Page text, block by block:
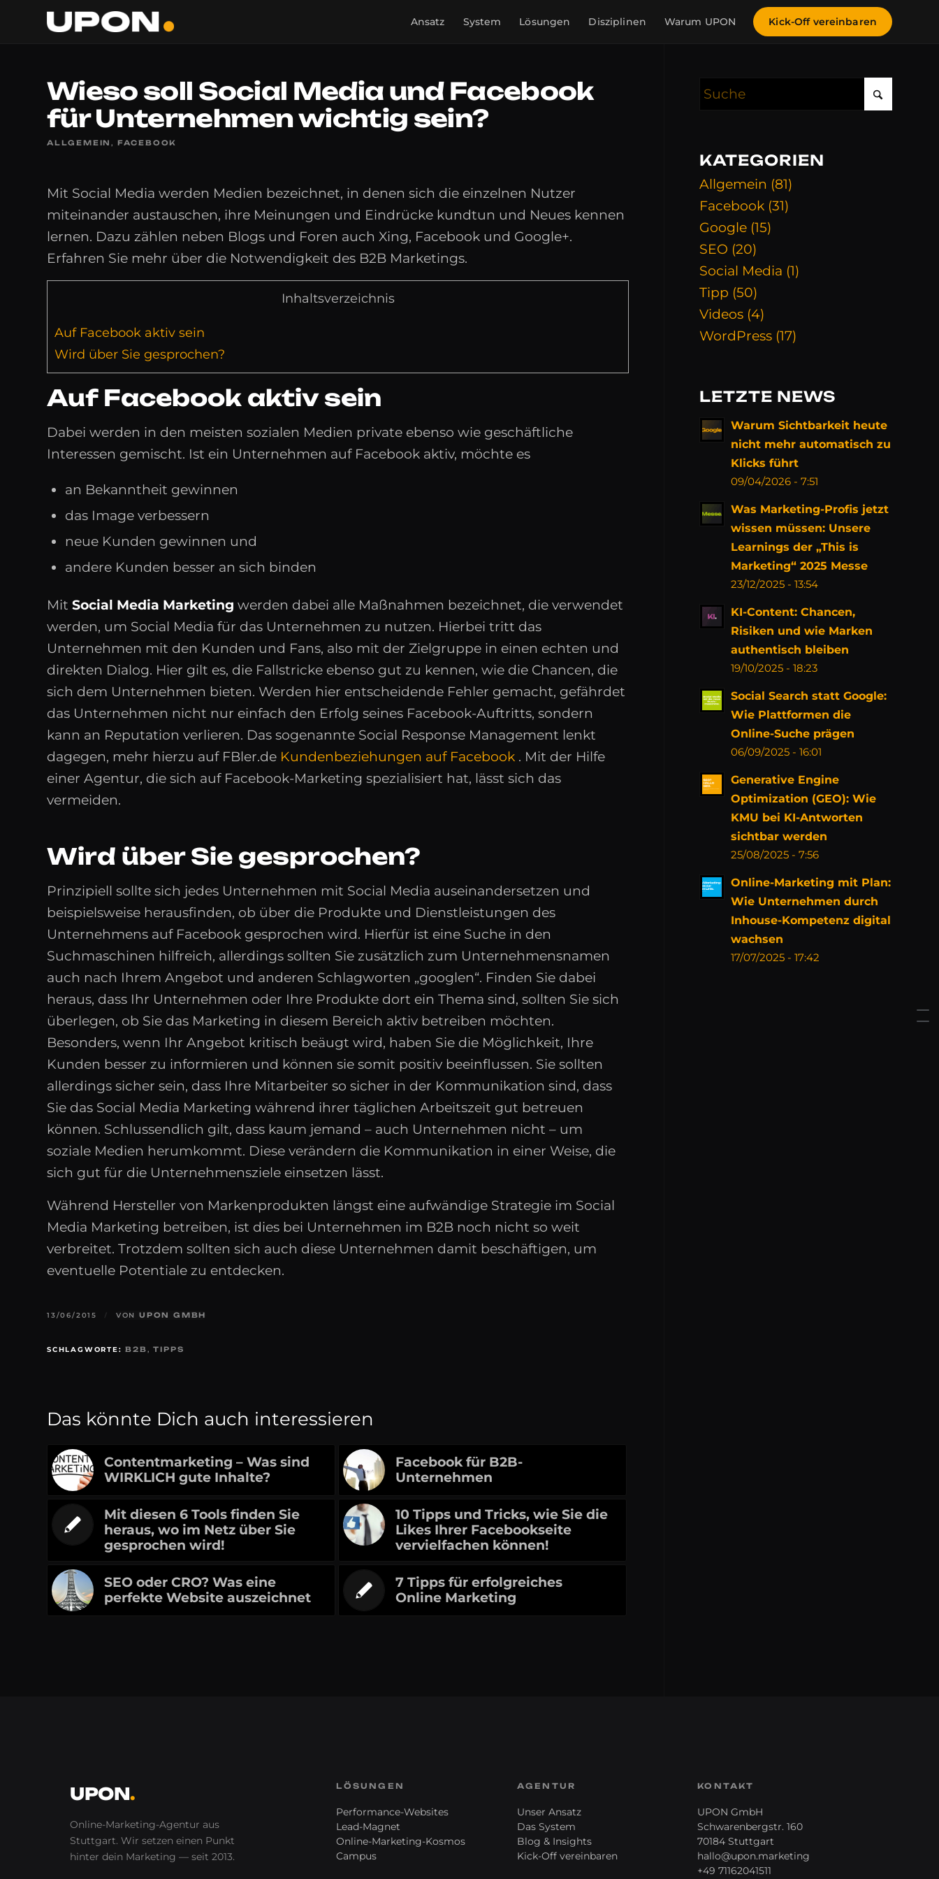
Ansatz System Lösungen Disziplinen Warum UPON Kick-Off vereinbaren
Wieso soll Social Media und Facebook
für Unternehmen wichtig sein?
ALLGEMEIN , FACEBOOK
Mit Social Media werden Medien bezeichnet, in denen sich die einzelnen Nutzer
miteinander austauschen, ihre Meinungen und Eindrücke kundtun und Neues kennen
lernen. Dazu zählen neben Blogs und Foren auch Xing, Facebook und Google+.
Erfahren Sie mehr über die Notwendigkeit des B2B Marketings.
Inhaltsverzeichnis
Auf Facebook aktiv sein
Wird über Sie gesprochen?
Auf Facebook aktiv sein
Dabei werden in den meisten sozialen Medien private ebenso wie geschäftliche
Interessen gemischt. Ist ein Unternehmen auf Facebook aktiv, möchte es
an Bekanntheit gewinnen
das Image verbessern
neue Kunden gewinnen und
andere Kunden besser an sich binden
Mit Social Media Marketing werden dabei alle Maßnahmen bezeichnet, die verwendet
werden, um Social Media für das Unternehmen zu nutzen. Hierbei tritt das
Unternehmen mit den Kunden und Fans, also mit der Zielgruppe in einen echten und
direkten Dialog. Hier gilt es, die Fallstricke ebenso gut zu kennen, wie die Chancen, die
sich dem Unternehmen bieten. Werden hier entscheidende Fehler gemacht, gefährdet
das Unternehmen nicht nur einfach den Erfolg seines Facebook-Auftritts, sondern
kann an Reputation verlieren. Das sogenannte Social Response Management lenkt
dagegen, mehr hierzu auf FBler.de Kundenbeziehungen auf Facebook . Mit der Hilfe
einer Agentur, die sich auf Facebook-Marketing spezialisiert hat, lässt sich das
vermeiden.
Wird über Sie gesprochen?
Prinzipiell sollte sich jedes Unternehmen mit Social Media auseinandersetzen und
beispielsweise herausfinden, ob über die Produkte und Dienstleistungen des
Unternehmens auf Facebook gesprochen wird. Hierfür ist eine Suche in den
Suchmaschinen hilfreich, allerdings sollten Sie zusätzlich zum Unternehmensnamen
auch nach Ihrem Angebot und anderen Schlagworten „googlen“. Finden Sie dabei
heraus, dass Ihr Unternehmen oder Ihre Produkte dort ein Thema sind, sollten Sie sich
überlegen, ob Sie das Marketing in diesem Bereich aktiv betreiben möchten.
Besonders, wenn Ihr Angebot kritisch beäugt wird, haben Sie die Möglichkeit, Ihre
Kunden besser zu informieren und können sie somit positiv beeinflussen. Sie sollten
allerdings sicher sein, dass Ihre Mitarbeiter so sicher in der Kommunikation sind, dass
Sie das Social Media Marketing während ihrer täglichen Arbeitszeit gut betreuen
können. Schlussendlich gilt, dass kaum jemand – auch Unternehmen nicht – um
soziale Medien herumkommt. Diese verändern die Kommunikation in einer Weise, die
sich gut für die Unternehmensziele einsetzen lässt.
Während Hersteller von Markenprodukten längst eine aufwändige Strategie im Social
Media Marketing betreiben, ist dies bei Unternehmen im B2B noch nicht so weit
verbreitet. Trotzdem sollten sich auch diese Unternehmen damit beschäftigen, um
eventuelle Potentiale zu entdecken.
13/06/2015 / VONUPON GMBH
SCHLAGWORTE: B2B,TIPPS
Das könnte Dich auch interessieren
Contentmarketing – Was sind
WIRKLICH gute Inhalte?
Facebook für B2B-
Unternehmen
Mit diesen 6 Tools finden Sie
heraus, wo im Netz über Sie
gesprochen wird!
10 Tipps und Tricks, wie Sie die
Likes Ihrer Facebookseite
vervielfachen können!
SEO oder CRO? Was eine
perfekte Website auszeichnet
7 Tipps für erfolgreiches
Online Marketing
KATEGORIEN
Allgemein (81)
Facebook (31)
Google (15)
SEO (20)
Social Media (1)
Tipp (50)
Videos (4)
WordPress (17)
LETZTE NEWS
Warum Sichtbarkeit heute
nicht mehr automatisch zu
Klicks führt
09/04/2026 - 7:51
Was Marketing-Profis jetzt
wissen müssen: Unsere
Learnings der „This is
Marketing“ 2025 Messe
23/12/2025 - 13:54
KI-Content: Chancen,
Risiken und wie Marken
authentisch bleiben
19/10/2025 - 18:23
Social Search statt Google:
Wie Plattformen die
Online-Suche prägen
06/09/2025 - 16:01
Generative Engine
Optimization (GEO): Wie
KMU bei KI-Antworten
sichtbar werden
25/08/2025 - 7:56
Online-Marketing mit Plan:
Wie Unternehmen durch
Inhouse-Kompetenz digital
wachsen
17/07/2025 - 17:42
UPON.
Online-Marketing-Agentur aus
Stuttgart. Wir setzen einen Punkt
hinter dein Marketing — seit 2013.
LÖSUNGEN
Performance-Websites
Lead-Magnet
Online-Marketing-Kosmos
Campus
AGENTUR
Unser Ansatz
Das System
Blog & Insights
Kick-Off vereinbaren
KONTAKT
UPON GmbH
Schwarenbergstr. 160
70184 Stuttgart
hallo@upon.marketing
+49 71162041511